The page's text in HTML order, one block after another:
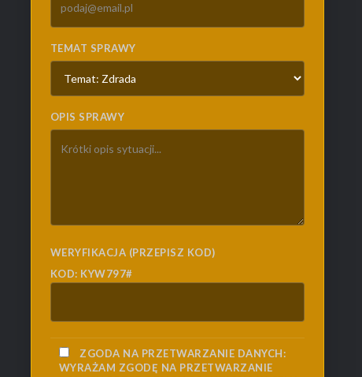
TEMAT SPRAWY
OPIS SPRAWY
WERYFIKACJA (PRZEPISZ KOD)
KOD: KYW797#
ZGODA NA PRZETWARZANIE DANYCH:
WYRAŻAM ZGODĘ NA PRZETWARZANIE